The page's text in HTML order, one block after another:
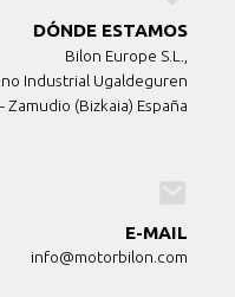
DÓNDE ESTAMOS
Bilon Europe S.L.,
Industrial Ugaldeguren
Zamudio (Bizkaia) España
E-MAIL
info@motorbilon.com